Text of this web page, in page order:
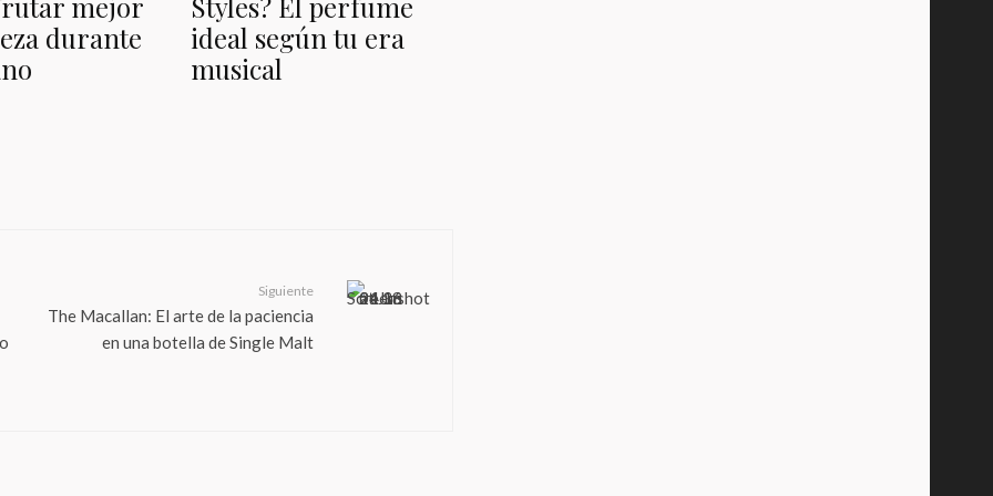
durante
ideal según tu era
musical
Siguiente
The Macallan: El arte de la paciencia
en una botella de Single Malt